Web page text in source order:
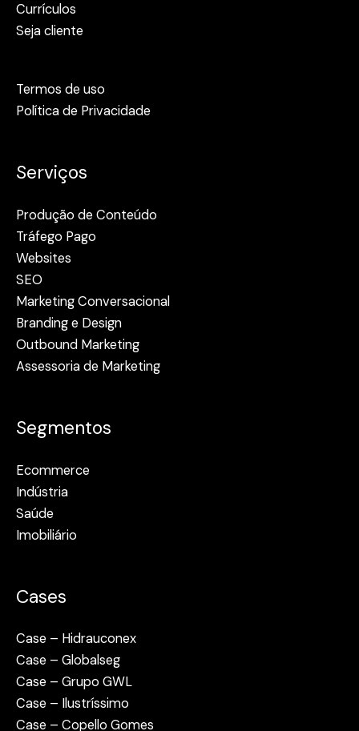
Currículos
Seja cliente
Termos de uso
Política de Privacidade
Serviços
Produção de Conteúdo
Tráfego Pago
Websites
SEO
Marketing Conversacional
Branding e Design
Outbound Marketing
Assessoria de Marketing
Segmentos
Ecommerce
Indústria
Saúde
Imobiliário
Cases
Case – Hidrauconex
Case – Globalseg
Case – Grupo GWL
Case – Ilustríssimo
Case – Copello Gomes